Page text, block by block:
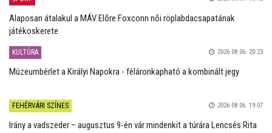
Alaposan átalakul a MÁV Előre Foxconn női röplabdacsapatának
játékoskerete
KULTÚRA 2026.08.06. 20:23
Múzeumbérlet a Királyi Napokra - féláronkapható a kombinált jegy
FEHÉRVÁRI SZÍNES 2026.08.06. 19:07
Irány a vadszeder – augusztus 9-én vár mindenkit a túrára Lencsés Rita